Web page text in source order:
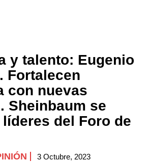
y talento: Eugenio
Fortalecen
con nuevas
Sheinbaum se
del Foro de
3 Octubre, 2023